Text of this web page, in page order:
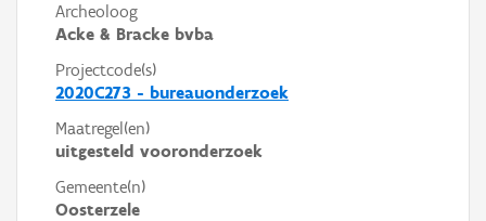
Archeoloog
Acke & Bracke bvba
Projectcode(s)
2020C273 - bureauonderzoek
Maatregel(en)
uitgesteld vooronderzoek
Gemeente(n)
Oosterzele